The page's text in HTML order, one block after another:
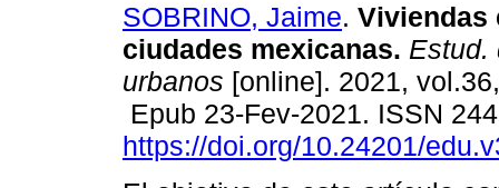
SOBRINO, Jaime. Viviendas
ciudades mexicanas. Estud.
urbanos [online]. 2021,
Epub 23-Fev-2021. ISSN
https://doi.org/10.24201/